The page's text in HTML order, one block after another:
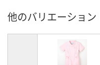
他のバリエーション